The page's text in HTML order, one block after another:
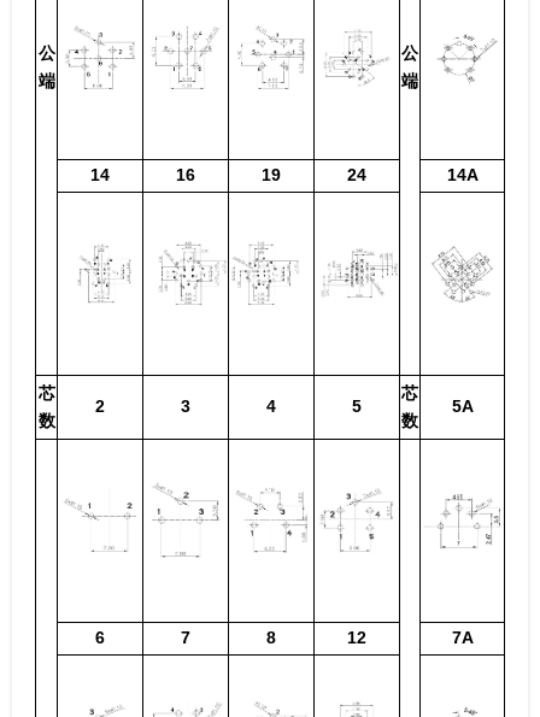
公
端
公
端
14 16 19 24 14A
芯
数
2 3 4 5
芯
数
5A
6 7 8 12 7A